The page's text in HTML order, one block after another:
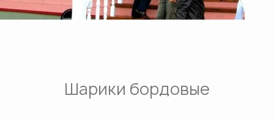
Шарики бордовые